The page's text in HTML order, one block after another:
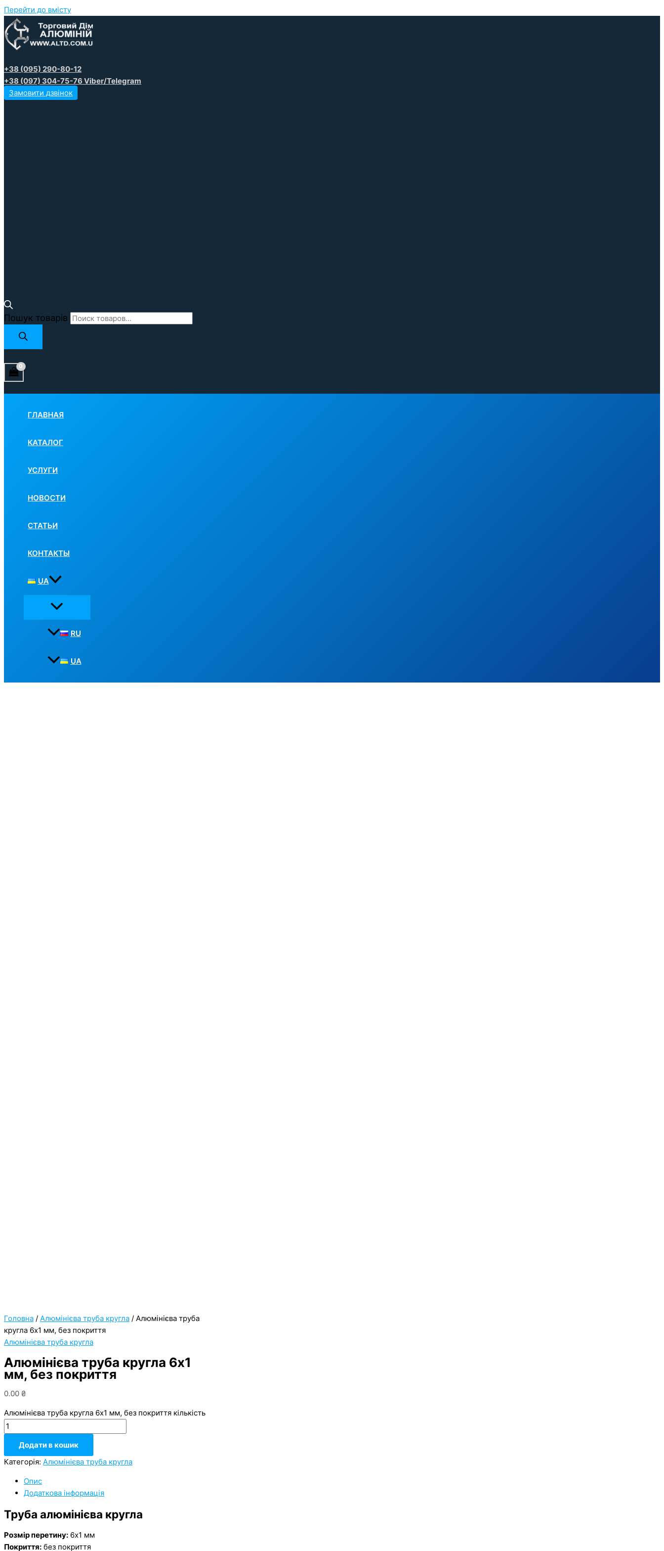
Перейти до вмісту
+38 (095) 290-80-12
+38 (097) 304-75-76 Viber/Telegram
Замовити дзвінок
Пошук товарів
ГЛАВНАЯ
КАТАЛОГ
УСЛУГИ
НОВОСТИ
СТАТЬИ
КОНТАКТЫ
UA
RU
UA
Головна / Алюмінієва труба кругла / Алюмінієва труба
кругла 6х1 мм, без покриття
Алюмінієва труба кругла
Алюмінієва труба кругла 6х1
мм, без покриття
0.00 ₴
Алюмінієва труба кругла 6х1 мм, без покриття кількість
Додати в кошик
Категорія: Алюмінієва труба кругла
Опис
Додаткова інформація
Труба алюмінієва кругла
Розмір перетину: 6х1 мм
Покриття: без покриття